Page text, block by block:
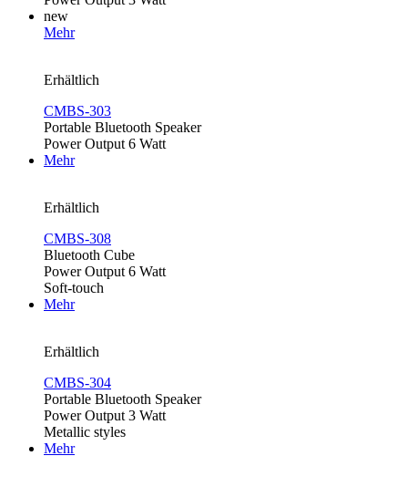
new
Mehr
Erhältlich
CMBS-303
Portable Bluetooth Speaker
Power Output 6 Watt
Mehr
Erhältlich
CMBS-308
Bluetooth Cube
Power Output 6 Watt
Soft-touch
Mehr
Erhältlich
CMBS-304
Portable Bluetooth Speaker
Power Output 3 Watt
Metallic styles
Mehr